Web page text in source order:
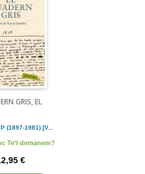
GRIS, EL
(1897-1981) [V...
Te'l demanem?
€